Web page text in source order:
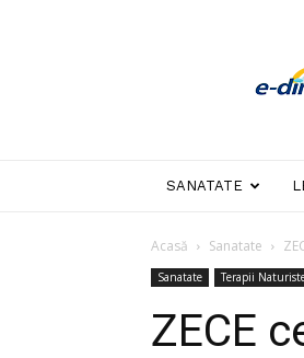
SANATATE
Acasă Sanatate
Sanatate Terapii
ZECE